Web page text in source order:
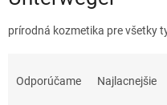
prírodná kozmetika pre všetky
Odporúčame Najlacnejšie